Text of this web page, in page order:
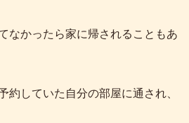
なかったら家に帰されることもあ
約していた自分の部屋に通され、